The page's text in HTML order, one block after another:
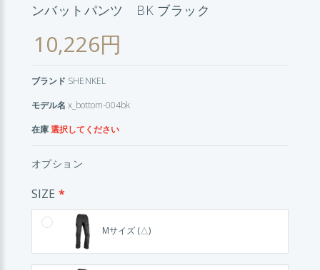
ンバットパンツ BK ブラック
10,226円
ブランド SHENKEL
モデル名 x_bottom-004bk
在庫選択してください
オプション
SIZE
Mサイズ (△)